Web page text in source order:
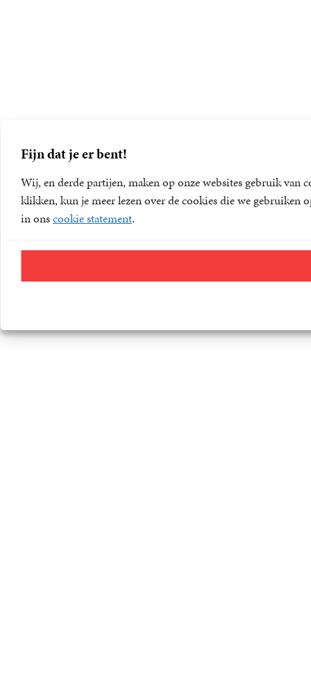
Fijn dat je er bent!
Wij, en derde partijen, maken op onze websites gebruik van
klikken, kun je meer lezen over de cookies die we gebruiken
in onscookie statement.